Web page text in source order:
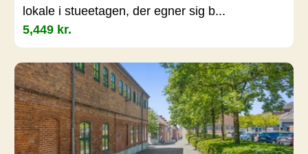
lokale i stueetagen, der egner sig b...
5,449 kr.